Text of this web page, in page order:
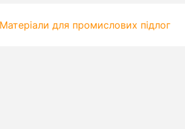
Матеріали для промислових підлог